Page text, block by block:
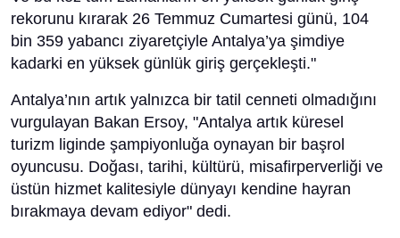
rekorunu kırarak 26 Temmuz Cumartesi günü, 104
bin 359 yabancı ziyaretçiyle Antalya’ya şimdiye
kadarki en yüksek günlük giriş gerçekleşti."
Antalya’nın artık yalnızca bir tatil cenneti olmadığını
vurgulayan Bakan Ersoy, "Antalya artık küresel
turizm liginde şampiyonluğa oynayan bir başrol
oyuncusu. Doğası, tarihi, kültürü, misafirperverliği ve
üstün hizmet kalitesiyle dünyayı kendine hayran
bırakmaya devam ediyor" dedi.